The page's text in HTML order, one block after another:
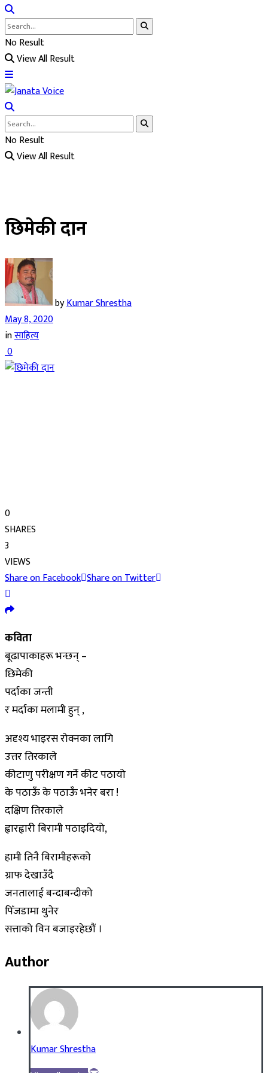
No Result
View All Result
No Result
View All Result
छिमेकी दान
byKumar Shrestha
May 8, 2020
inसाहित्य
0
0
SHARES
3
VIEWS
Share on Facebook Share on Twitter
कविता
बूढापाकाहरू भन्छन् –
छिमेकी
पर्दाका जन्ती
र मर्दाका मलामी हुन् ,
अदृश्य भाइरस रोक्नका लागि
उत्तर तिरकाले
कीटाणु परीक्षण गर्ने कीट पठायो
के पठाऊँ के पठाऊँ भनेर बरा !
दक्षिण तिरकाले
ह्वारह्वारी बिरामी पठाइदियो,
हामी तिनै बिरामीहरूको
ग्राफ देखाउँदै
जनतालाई बन्दाबन्दीको
पिँजडामा थुनेर
सत्ताको विन बजाइरहेछौं ।
Author
Kumar Shrestha